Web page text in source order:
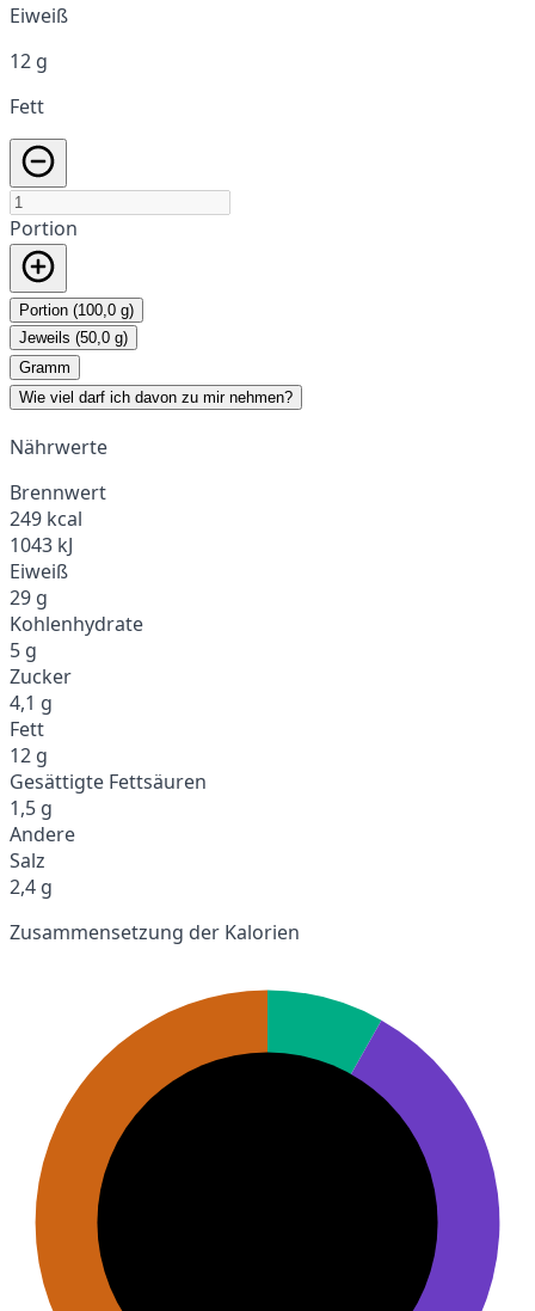
Eiweiß
12 g
Fett
Portion
Portion (100,0 g)
Jeweils (50,0 g)
Gramm
Wie viel darf ich davon zu mir nehmen?
Nährwerte
Brennwert
249 kcal
1043 kJ
Eiweiß
29 g
Kohlenhydrate
5 g
Zucker
4,1 g
Fett
12 g
Gesättigte Fettsäuren
1,5 g
Andere
Salz
2,4 g
Zusammensetzung der Kalorien